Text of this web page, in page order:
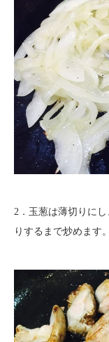
2．玉葱は薄切りに
りするまで炒めます。